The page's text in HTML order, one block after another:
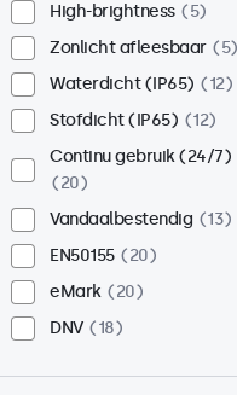
High-brightness
5
Zonlicht afleesbaar
5
Waterdicht (IP65)
12
Stofdicht (IP65)
12
Continu gebruik (24/7)
20
Vandaalbestendig
13
EN50155
20
eMark
20
DNV
18